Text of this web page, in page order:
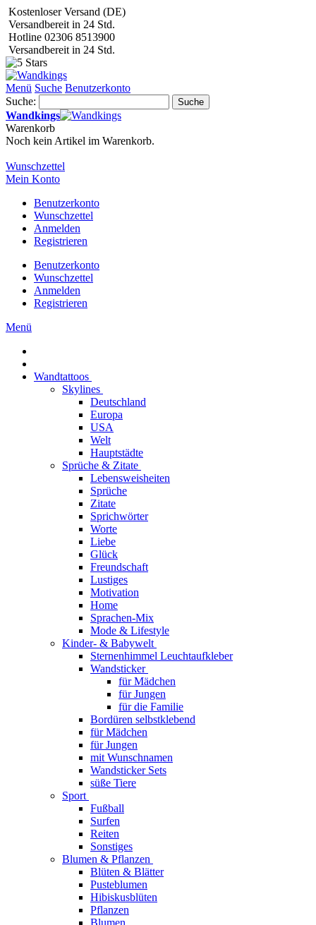
Kostenloser Versand (DE)
Versandbereit in 24 Std.
Hotline 02306 8513900
Versandbereit in 24 Std.
Menü Suche Benutzerkonto
Suche:
Suche
Wandkings
Warenkorb
Noch kein Artikel im Warenkorb.
Wunschzettel
Mein Konto
Benutzerkonto
Wunschzettel
Anmelden
Registrieren
Benutzerkonto
Wunschzettel
Anmelden
Registrieren
Menü
Wandtattoos
Skylines
Deutschland
Europa
USA
Welt
Hauptstädte
Sprüche & Zitate
Lebensweisheiten
Sprüche
Zitate
Sprichwörter
Worte
Liebe
Glück
Freundschaft
Lustiges
Motivation
Home
Sprachen-Mix
Mode & Lifestyle
Kinder- & Babywelt
Sternenhimmel Leuchtaufkleber
Wandsticker
für Mädchen
für Jungen
für die Familie
Bordüren selbstklebend
für Mädchen
für Jungen
mit Wunschnamen
Wandsticker Sets
süße Tiere
Sport
Fußball
Surfen
Reiten
Sonstiges
Blumen & Pflanzen
Blüten & Blätter
Pusteblumen
Hibiskusblüten
Pflanzen
Blumen